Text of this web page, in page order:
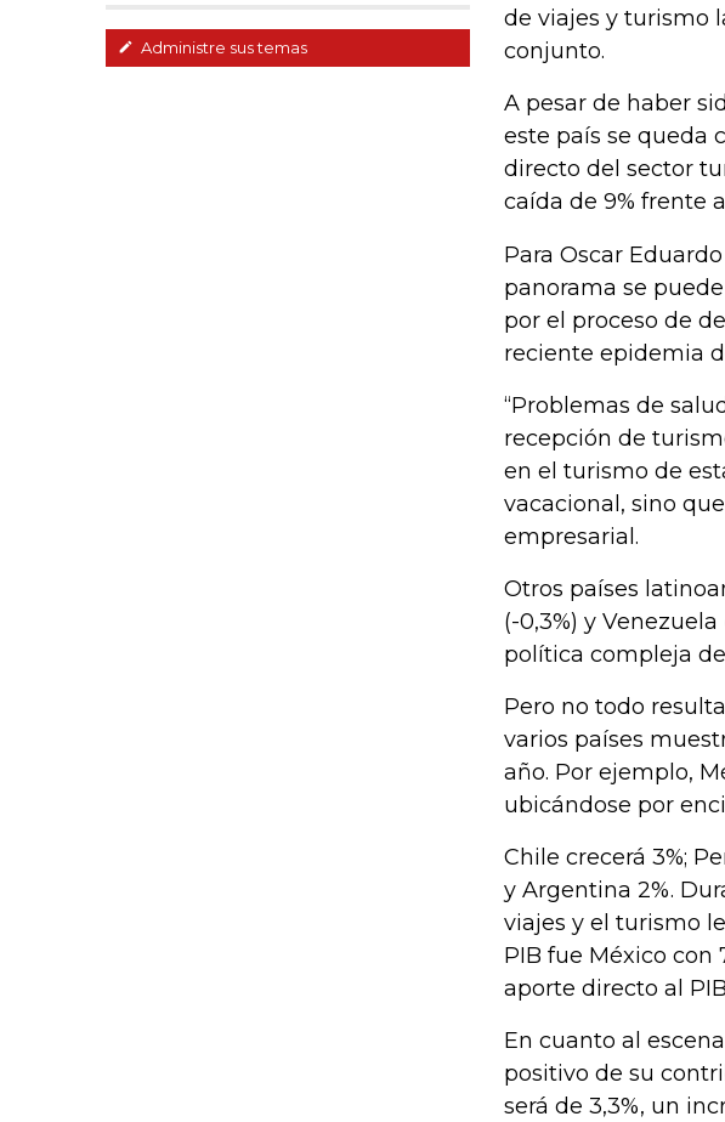
Administre sus temas
de viajes y turismo
conjunto.
A pesar de haber
este país se queda
directo del sector
caída de 9% frente
Para Oscar
panorama se
por el proceso de
reciente epidemia
“Problemas de
recepción de
en el turismo de
vacacional, sino
empresarial.
Otros países
(-0,3%) y
política compleja
Pero no todo
varios países
año. Por ejemplo,
ubicándose por
Chile crecerá 3%;
y Argentina 2%.
viajes y el turismo
PIB fue México con
aporte directo al
En cuanto al
positivo de su
será de 3,3%, un